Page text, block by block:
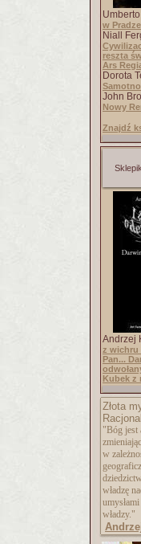
w Pradze
Niall
reszta
Ars
Dorota
John
Nowy
Znajdź
Andrzej
z wichru
Pan...
Kubek z
Złota
"Bóg jest
w
władzę
władzy."